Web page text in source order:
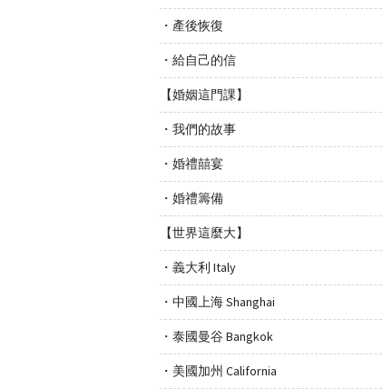
・產後恢復
・給自己的信
【婚姻這門課】
・我們的故事
・婚禮囍宴
・婚禮籌備
【世界這麼大】
・義大利 Italy
・中國上海 Shanghai
・泰國曼谷 Bangkok
・美國加州 California